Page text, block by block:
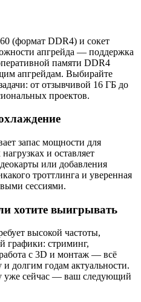
(формат DDR4) и сокет
апгрейда — поддержка
памяти DDR4
апгрейдам. Выбирайте
от отзывчивой 16 ГБ до
проектов.
запас мощности для
и оставляет
или добавления
троттлинга и уверенная
сессиями.
хотите выигрывать
высокой частоты,
графики: стриминг,
с 3D и монтаж — всё
долгим годам актуальности.
уже сейчас — ваш следующий